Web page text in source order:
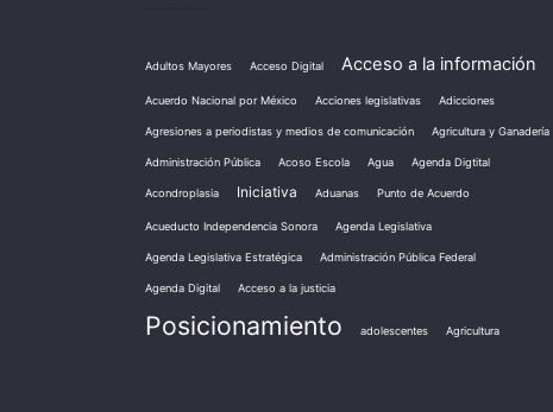
Adultos Mayores Acceso Digital Acceso a la información
Acuerdo Nacional por México Acciones legislativas Adicciones
Agresiones a periodistas y medios de comunicación Agricultura y Ganadería
Administración Pública Acoso Escola Agua Agenda Digtital
Acondroplasia Iniciativa Aduanas Punto de Acuerdo
Acueducto Independencia Sonora Agenda Legislativa
Agenda Legislativa Estratégica Administración Pública Federal
Agenda Digital Acceso a la justicia
Posicionamiento adolescentes Agricultura